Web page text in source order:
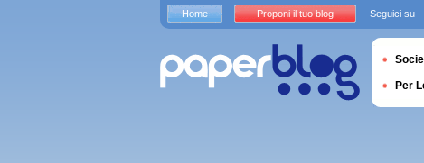
Home Proponi il tuo blog Seguici su
Per